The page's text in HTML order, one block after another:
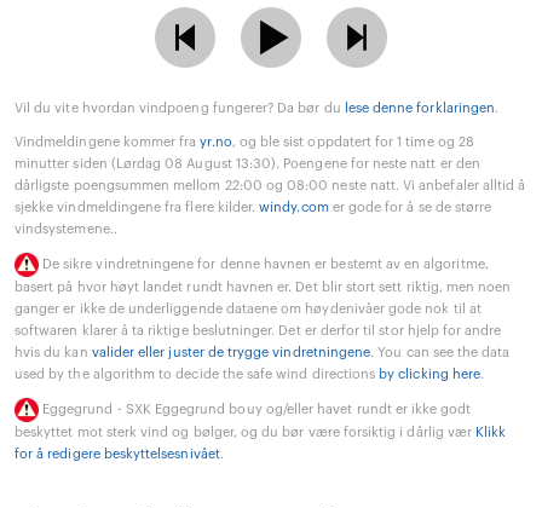
Vil du vite hvordan vindpoeng fungerer? Da bør du lese denne forklaringen.
Vindmeldingene kommer frayr.no, og ble sist oppdatert for 1 time og 28
minutter siden (Lørdag 08 August 13:30). Poengene for neste natt er den
dårligste poengsummen mellom 22:00 og 08:00 neste natt. Vi anbefaler alltid å
sjekke vindmeldingene fra flere kilder.windy.comer gode for å se de større
vindsystemene..
De sikre vindretningene for denne havnen er bestemt av en algoritme,
basert på hvor høyt landet rundt havnen er. Det blir stort sett riktig, men noen
ganger er ikke de underliggende dataene om høydenivåer gode nok til at
softwaren klarer å ta riktige beslutninger. Det er derfor til stor hjelp for andre
hvis du kan valider eller juster de trygge vindretningene. You can see the data
used by the algorithm to decide the safe wind directions by clicking here.
Eggegrund - SXK Eggegrund bouy og/eller havet rundt er ikke godt
beskyttet mot sterk vind og bølger, og du bør være forsiktig i dårlig vær Klikk
for å redigere beskyttelsesnivået.